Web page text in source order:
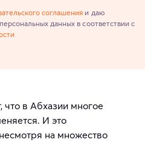
соглашения и даю
данных в соответствии с
в Абхазии многое
И это
на множество